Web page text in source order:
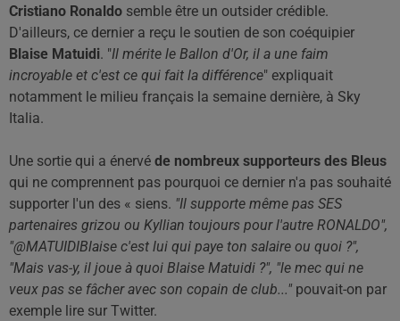
Cristiano Ronaldo semble être un outsider crédible.
D'ailleurs, ce dernier a reçu le soutien de son coéquipier
Blaise Matuidi. "Il mérite le Ballon d'Or, il a une faim
incroyable et c'est ce qui fait la différence" expliquait
notamment le milieu français la semaine dernière, à Sky
Italia.
Une sortie qui a énervé de nombreux supporteurs des Bleus
qui ne comprennent pas pourquoi ce dernier n'a pas souhaité
supporter l'un des « siens. "Il supporte même pas SES
partenaires grizou ou Kyllian toujours pour l'autre RONALDO",
"@MATUIDIBlaise c'est lui qui paye ton salaire ou quoi ?",
"Mais vas-y, il joue à quoi Blaise Matuidi ?", "le mec qui ne
veux pas se fâcher avec son copain de club..." pouvait-on par
exemple lire sur Twitter.